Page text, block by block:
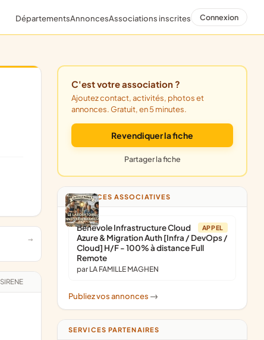
DépartementsAnnoncesAssociations inscrites Connexion
SIRENE
C'est votre association ?
Ajoutez contact, activités, photos et
annonces. Gratuit, en 5 minutes.
Revendiquer la fiche
Partager la fiche
ANNONCES ASSOCIATIVES
APPEL
Bénévole Infrastructure Cloud
Azure & Migration Auth [Infra / DevOps /
Cloud] H/F - 100% à distance Full
Remote
par LA FAMILLE MAGHEN
Publiez vos annonces ->
SERVICES PARTENAIRES